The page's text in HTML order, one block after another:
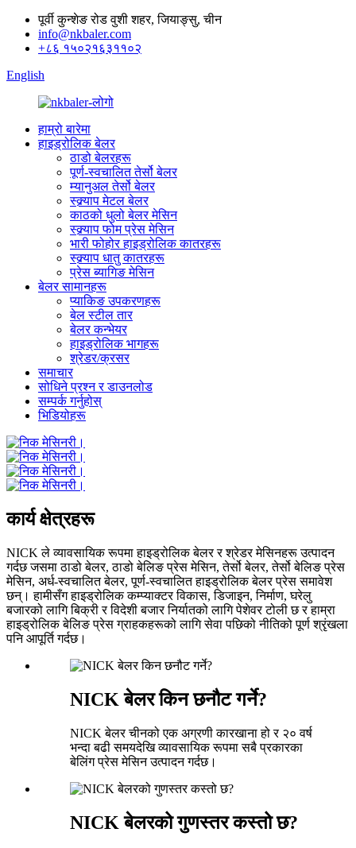
पूर्वी कुन्शेङ रोड वुशी शहर, जियाङ्सु, चीन
info@nkbaler.com
+८६ १५०२१६३११०२
English
हाम्रो बारेमा
हाइड्रोलिक बेलर
ठाडो बेलरहरू
पूर्ण-स्वचालित तेर्सो बेलर
म्यानुअल तेर्सो बेलर
स्क्र्याप मेटल बेलर
काठको धुलो बेलर मेसिन
स्क्र्याप फोम प्रेस मेसिन
भारी फोहोर हाइड्रोलिक कातरहरू
स्क्र्याप धातु कातरहरू
प्रेस ब्यागिङ मेसिन
बेलर सामानहरू
प्याकिङ उपकरणहरू
बेल स्टील तार
बेलर कन्भेयर
हाइड्रोलिक भागहरू
श्रेडर/क्रसर
समाचार
सोधिने प्रश्न र डाउनलोड
सम्पर्क गर्नुहोस्
भिडियोहरू
कार्य क्षेत्रहरू
NICK ले व्यावसायिक रूपमा हाइड्रोलिक बेलर र श्रेडर मेसिनहरू उत्पादन
गर्दछ जसमा ठाडो बेलर, ठाडो बेलिङ प्रेस मेसिन, तेर्सो बेलर, तेर्सो बेलिङ प्रेस
मेसिन, अर्ध-स्वचालित बेलर, पूर्ण-स्वचालित हाइड्रोलिक बेलर प्रेस समावेश
छन्। हामीसँग हाइड्रोलिक कम्प्याक्टर विकास, डिजाइन, निर्माण, घरेलु
बजारको लागि बिक्री र विदेशी बजार निर्यातको लागि पेशेवर टोली छ र हाम्रा
हाइड्रोलिक बेलिङ प्रेस ग्राहकहरूको लागि सेवा पछिको नीतिको पूर्ण श्रृंखला
पनि आपूर्ति गर्दछ।
NICK बेलर किन छनौट गर्ने?
NICK बेलर चीनको एक अग्रणी कारखाना हो र २० वर्ष
भन्दा बढी समयदेखि व्यावसायिक रूपमा सबै प्रकारका
बेलिंग प्रेस मेसिन उत्पादन गर्दछ।
NICK बेलरको गुणस्तर कस्तो छ?